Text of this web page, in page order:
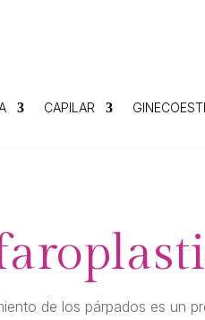
CAPILAR
de los párpados es un